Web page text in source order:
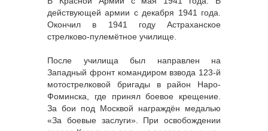
действующей армии с декабря 1941 года.
Окончил в 1941 году Астраханское
стрелково-пулемётное училище.
После училища был направлен на
Западный фронт командиром взвода 123-й
мотострелковой бригады в район Наро-
Фоминска, где принял боевое крещение.
За бои под Москвой награждён медалью
«За боевые заслуги». При освобождении